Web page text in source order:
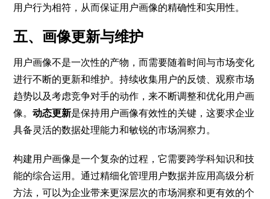
用户行为相符，从而保证用户画像的精确性和实用性。
五、画像更新与维护
用户画像不是一次性的产物，而需要随着时间与市场变化
进行不断的更新和维护。持续收集用户的反馈、观察市场
趋势以及考虑竞争对手的动作，来不断调整和优化用户画
像。动态更新是保持用户画像有效性的关键，这要求企业
具备灵活的数据处理能力和敏锐的市场洞察力。
构建用户画像是一个复杂的过程，它需要跨学科知识和技
能的综合运用。通过精细化管理用户数据并应用高级分析
方法，可以为企业带来更深层次的市场洞察和更有效的个